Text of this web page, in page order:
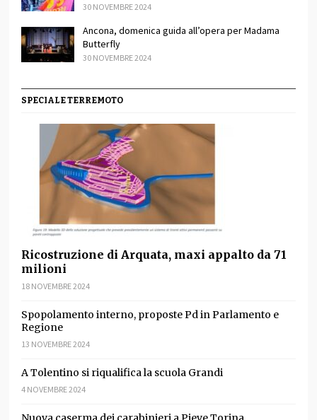
30 NOVEMBRE 2024
Ancona, domenica guida all’opera per Madama
Butterfly
30 NOVEMBRE 2024
SPECIALE TERREMOTO
Ricostruzione di Arquata, maxi appalto da 71
milioni
18 NOVEMBRE 2024
Spopolamento interno, proposte Pd in Parlamento e
Regione
13 NOVEMBRE 2024
A Tolentino si riqualifica la scuola Grandi
4 NOVEMBRE 2024